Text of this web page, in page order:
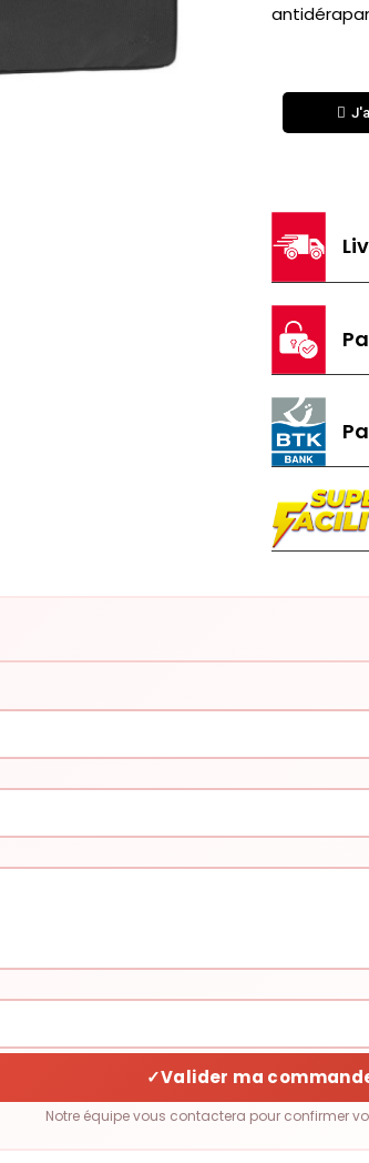
✓Valider ma
Notre équipe vous contactera pour confirmer